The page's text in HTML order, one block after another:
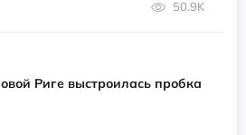
50.9K
Риге выстроилась пробка